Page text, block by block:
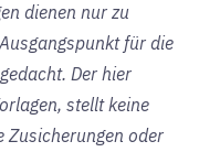
dienen nur zu
für die
Der hier
stellt keine
Zusicherungen oder